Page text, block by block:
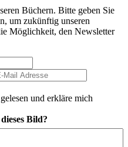
Büchern. Bitte geben Sie
um zukünftig unseren
Möglichkeit, den Newsletter
gelesen und erkläre mich
Bild?